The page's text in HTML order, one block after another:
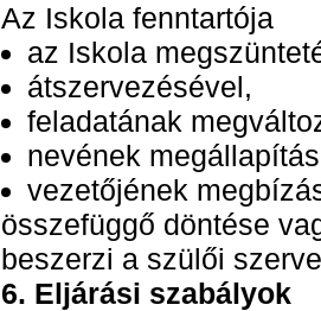
Az Iskola fenntartója
az Iskola
átszervezésével,
feladatának
nevének
vezetőjének
összefüggő döntése
beszerzi a szülői
6. Eljárási szabályok